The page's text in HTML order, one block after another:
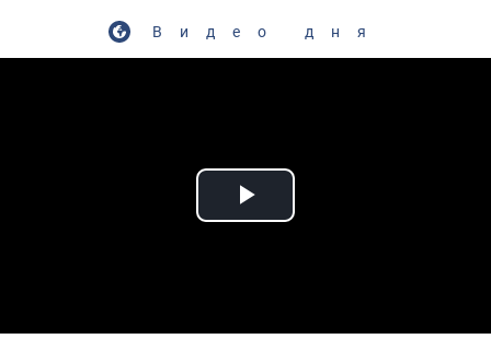
Видео дня
Play Video